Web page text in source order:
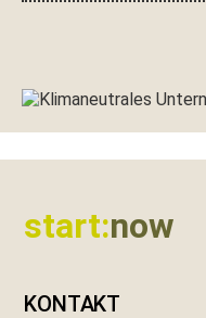
start:now
KONTAKT